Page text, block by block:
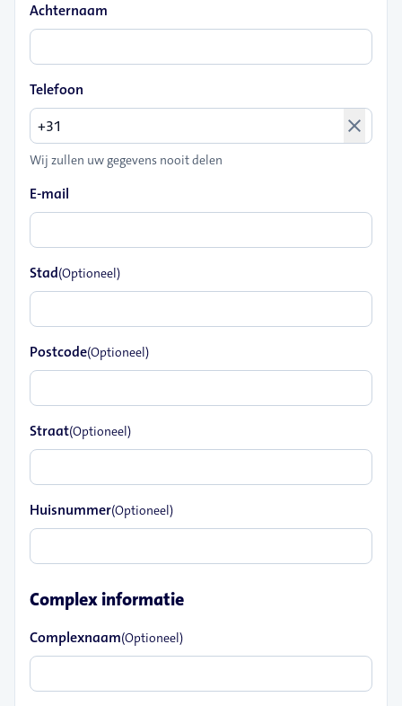
Achternaam
Telefoon
close
Wij zullen uw gegevens nooit delen
E-mail
Stad(Optioneel)
Postcode(Optioneel)
Straat(Optioneel)
Huisnummer(Optioneel)
Complex informatie
Complexnaam(Optioneel)